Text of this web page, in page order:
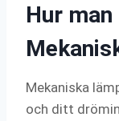
Hur
Mekaniska
och ditt